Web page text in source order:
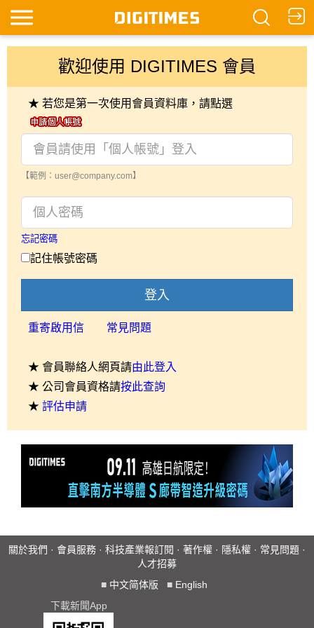
歡迎使用 DIGITIMES 會員
★ 若您是第一次使用會員資料庫，請點選
【範例：user@company.com】
忘記密碼
記住帳號密碼
登入
重寄啟用信 常見問題
★ 會員聯絡人網頁請由此登入
★ 公司會員資格請按此查詢
★ 評估申請
關於我們 · 會員服務 · 科技產業報訂閱 · 著作權 · 隱私權 · 常見問題 ·
人才招募
■ 中文简体版 ■ English
下載新聞App